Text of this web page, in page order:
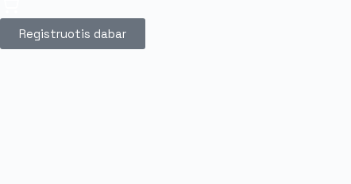
Registruotis dabar